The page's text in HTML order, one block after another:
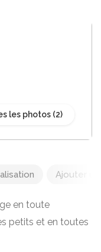
les photos
Ajouter un
en toute
petits et en toutes